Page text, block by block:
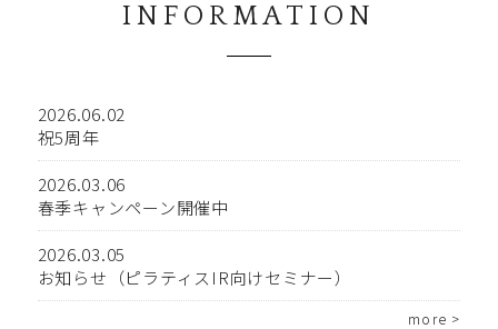
INFORMATION
2026.06.02
祝5周年
2026.03.06
春季キャンペーン開催中
2026.03.05
お知らせ（ピラティスIR向けセミナー）
more >